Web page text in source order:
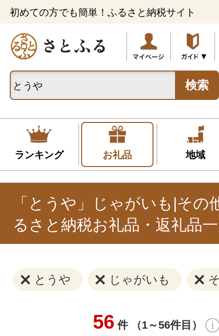
初めての方でも簡単！ふるさと納税サイト
検索
ランキング お礼品 地域
「とうや」じゃがいも|その
るさと納税お礼品・返礼品
とうや じゃがいも
56 件 （1～56件目）